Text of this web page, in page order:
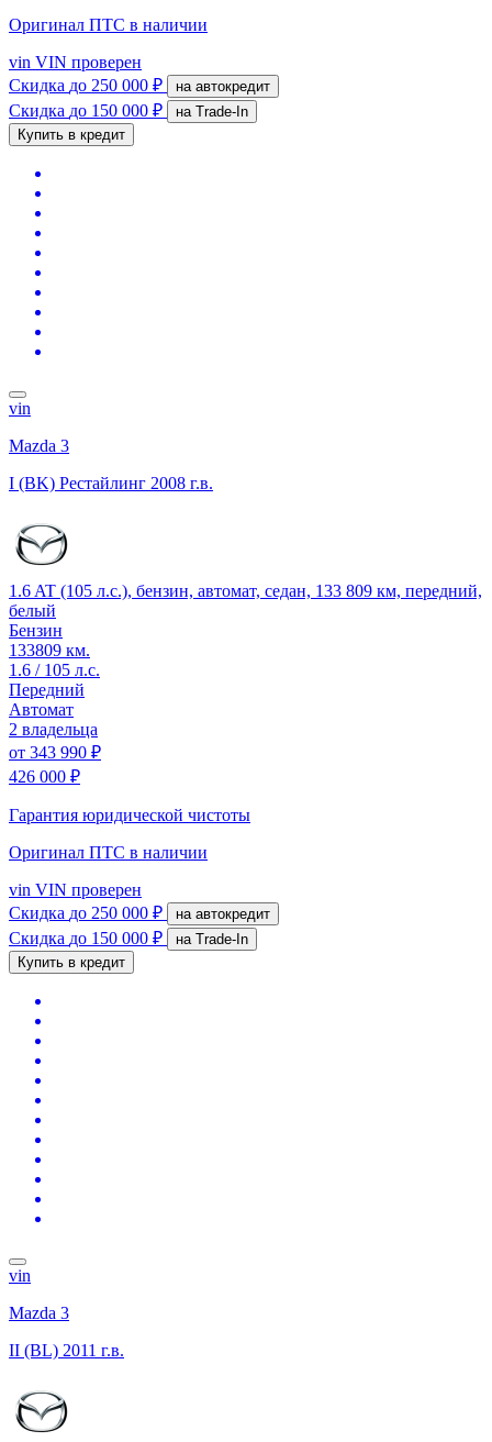
Оригинал ПТС в наличии
vin VIN проверен
Скидка до 250 000 ₽ на автокредит
Скидка до 150 000 ₽
на Trade-In
Купить в кредит
vin
Mazda 3
I (BK) Рестайлинг 2008 г.в.
1.6 AT (105 л.с.), бензин, автомат, седан, 133 809 км, передний,
белый
Бензин
133809 км.
1.6 / 105 л.с.
Передний
Автомат
2 владельца
от 343 990 ₽
426 000 ₽
Гарантия юридической чистоты
Оригинал ПТС в наличии
vin VIN проверен
Скидка до 250 000 ₽ на автокредит
Скидка до 150 000 ₽
на Trade-In
Купить в кредит
vin
Mazda 3
II (BL) 2011 г.в.